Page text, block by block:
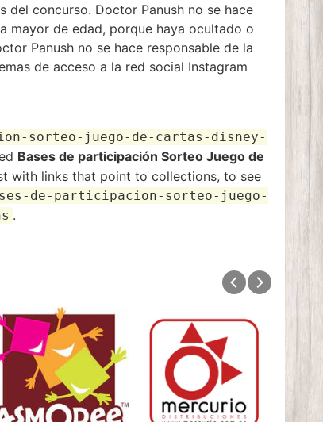
del concurso. Doctor Panush no se hace
mayor de edad, porque haya ocultado o
Panush no se hace responsable de la
de acceso a la red social Instagram
sorteo-juego-de-cartas-disney-
Bases de participación Sorteo Juego de
with links that point to collections, to see
de-participacion-sorteo-juego-
.